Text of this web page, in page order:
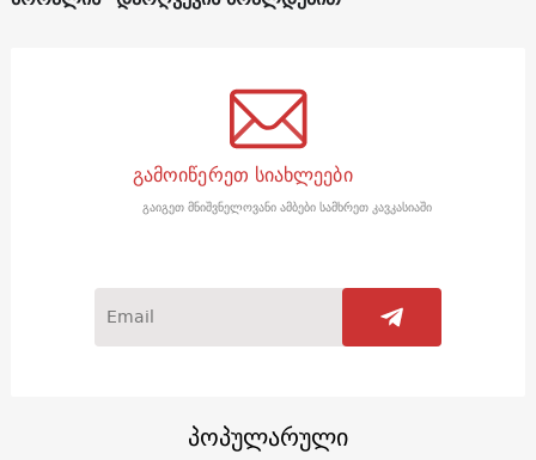
გამოიწერეთ სიახლეები
გაიგეთ მნიშვნელოვანი ამბები სამხრეთ კავკასიაში
პოპულარული